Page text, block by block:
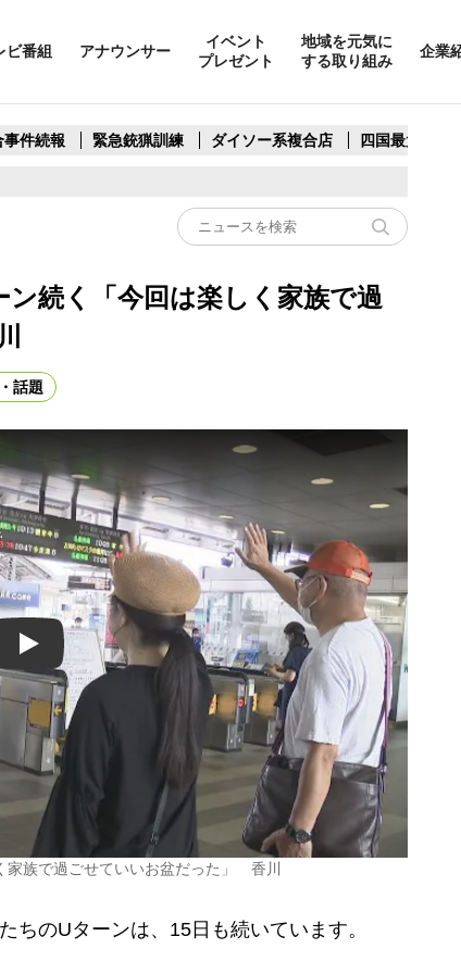
ビ番組 アナウンサー
イベント
プレゼント
地域を元気に
する取り組み
企業
件続報 緊急銃猟訓練 ダイソー系複合店 四国最大スリ
続く「今回は楽しく家族で過
話題
Play
族で過ごせていいお盆だった」 香川
のUターンは、15日も続いています。